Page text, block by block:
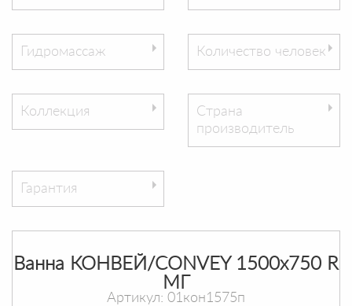
Гидромассаж Количество человек
Коллекция
Страна
производитель
Гарантия
Ванна КОНВЕЙ/CONVEY 1500х750 R
МГ
Артикул: 01кон1575п